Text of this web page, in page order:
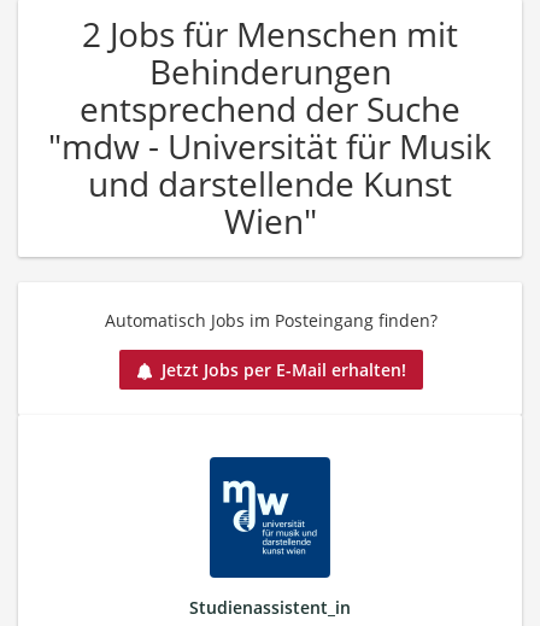
2 Jobs für Menschen mit
Behinderungen
entsprechend der Suche
"mdw - Universität für Musik
und darstellende Kunst
Wien"
Automatisch Jobs im Posteingang finden?
Jetzt Jobs per E-Mail erhalten!
Studienassistent_in